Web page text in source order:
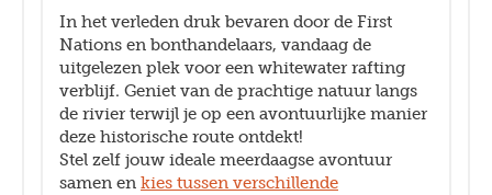
In het verleden druk bevaren door de First
Nations en bonthandelaars, vandaag de
uitgelezen plek voor een whitewater rafting
verblijf. Geniet van de prachtige natuur langs
de rivier terwijl je op een avontuurlijke manier
deze historische route ontdekt!
Stel zelf jouw ideale meerdaagse avontuur
samen en kies tussen verschillende